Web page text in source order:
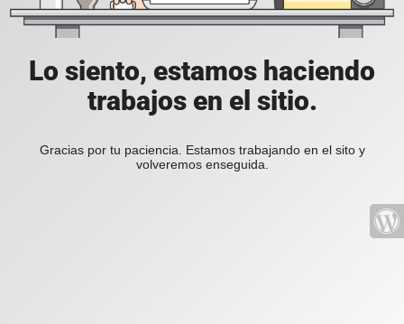
Lo siento, estamos haciendo
trabajos en el sitio.
Gracias por tu paciencia. Estamos trabajando en el sito y
volveremos enseguida.